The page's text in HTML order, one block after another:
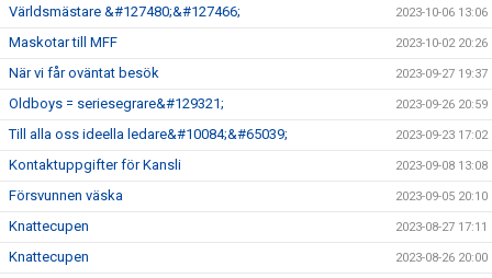
Världsmästare &#127480;&#127466; 2023-10-06 13:06
Maskotar till MFF 2023-10-02 20:26
När vi får oväntat besök 2023-09-27 19:37
Oldboys = seriesegrare&#129321; 2023-09-26 20:59
Till alla oss ideella ledare&#10084;&#65039; 2023-09-23 17:02
Kontaktuppgifter för Kansli 2023-09-08 13:08
Försvunnen väska 2023-09-05 20:10
Knattecupen 2023-08-27 17:11
Knattecupen 2023-08-26 20:00